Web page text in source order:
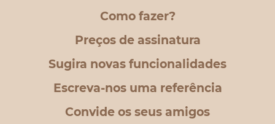
Como fazer?
Preços de assinatura
Sugira novas funcionalidades
Escreva-nos uma referência
Convide os seus amigos